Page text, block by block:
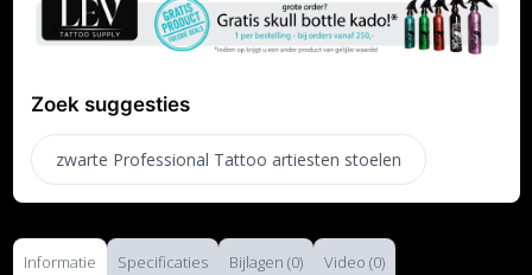
Zoek suggesties
zwarte Professional Tattoo artiesten stoelen
Informatie Specificaties Bijlagen (0) Video (0)